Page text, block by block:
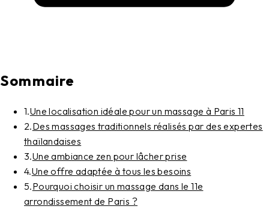
Sommaire
1.Une localisation idéale pour un massage à Paris 11
2.Des massages traditionnels réalisés par des expertes
thaïlandaises
3.Une ambiance zen pour lâcher prise
4.Une offre adaptée à tous les besoins
5.Pourquoi choisir un massage dans le 11e
arrondissement de Paris ?